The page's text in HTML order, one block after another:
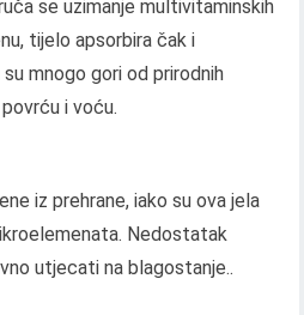
se uzimanje multivitaminskih
tijelo apsorbira čak i
mnogo gori od prirodnih
i voću.
iz prehrane, iako su ova jela
Nedostatak
utjecati na blagostanje..